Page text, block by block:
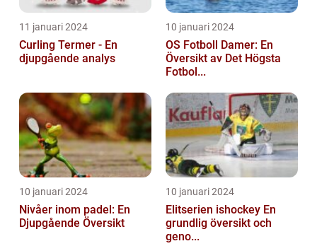
11 januari 2024
Curling Termer - En
djupgående analys
10 januari 2024
OS Fotboll Damer: En
Översikt av Det Högsta
Fotbol...
10 januari 2024
Nivåer inom padel: En
Djupgående Översikt
10 januari 2024
Elitserien ishockey En
grundlig översikt och
geno...